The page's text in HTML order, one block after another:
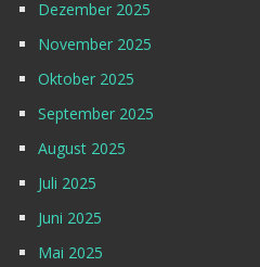
Dezember 2025
November 2025
Oktober 2025
September 2025
August 2025
Juli 2025
Juni 2025
Mai 2025